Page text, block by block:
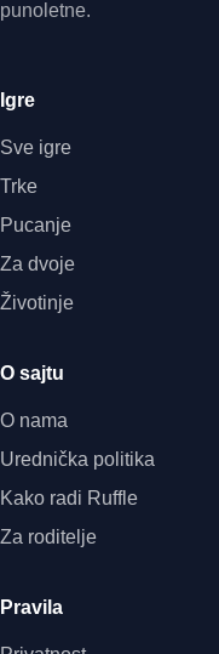
punoletne.
Igre
Sve igre
Trke
Pucanje
Za dvoje
Životinje
O sajtu
O nama
Urednička politika
Kako radi Ruffle
Za roditelje
Pravila